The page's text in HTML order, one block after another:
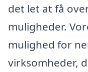
det let at få
muligheder.
mulighed for
virksomheder,